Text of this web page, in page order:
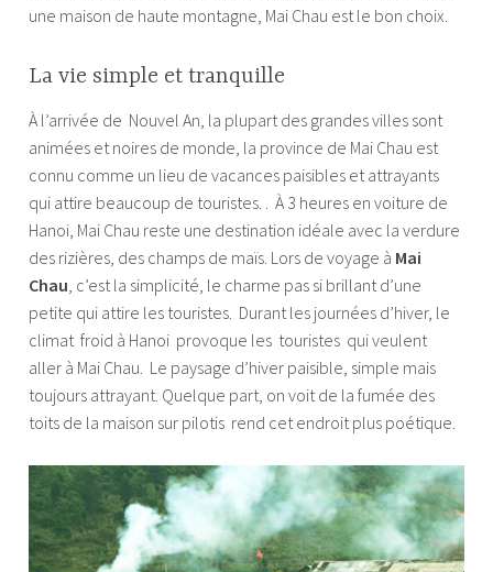
une maison de haute montagne, Mai Chau est le bon choix.
La vie simple et tranquille
À l’arrivée de Nouvel An, la plupart des grandes villes sont
animées et noires de monde, la province de Mai Chau est
connu comme un lieu de vacances paisibles et attrayants
qui attire beaucoup de touristes. . À 3 heures en voiture de
Hanoi, Mai Chau reste une destination idéale avec la verdure
des rizières, des champs de maïs. Lors de voyage à Mai
Chau, c’est la simplicité, le charme pas si brillant d’une
petite qui attire les touristes. Durant les journées d’hiver, le
climat froid à Hanoi provoque les touristes qui veulent
aller à Mai Chau. Le paysage d’hiver paisible, simple mais
toujours attrayant. Quelque part, on voit de la fumée des
toits de la maison sur pilotis rend cet endroit plus poétique.